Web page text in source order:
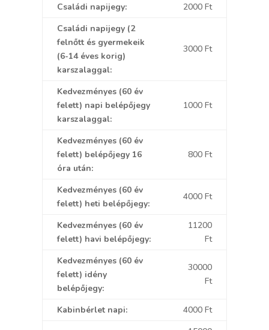
Családi napijegy:
2000 Ft
Családi napijegy (2
felnőtt és gyermekeik
(6-14 éves korig)
karszalaggal:
3000 Ft
Kedvezményes (60 év
felett) napi belépőjegy
karszalaggal:
1000 Ft
Kedvezményes (60 év
felett) belépőjegy 16
óra után:
800 Ft
Kedvezményes (60 év
felett) heti belépőjegy:
4000 Ft
Kedvezményes (60 év
felett) havi belépőjegy:
11200
Ft
Kedvezményes (60 év
felett) idény
belépőjegy:
30000
Ft
Kabinbérlet napi:
4000 Ft